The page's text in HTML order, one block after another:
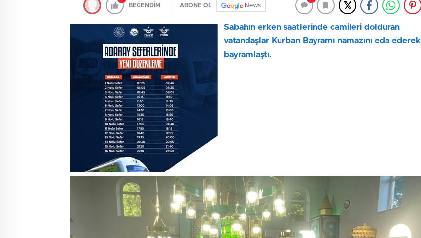
BEĞENDİM ABONE OL News
Sabahın erken saatlerinde camileri dolduran
vatandaşlar Kurban Bayramı namazını eda ederek
bayramlaştı.